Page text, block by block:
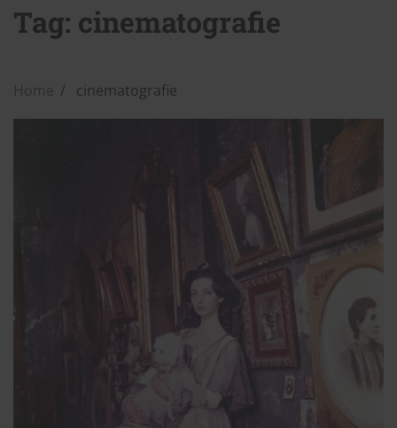
Tag: cinematografie
Home cinematografie